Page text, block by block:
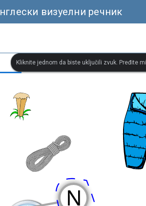
визуелни речник
Kliknite jednom da biste uključili zvuk. Pređite